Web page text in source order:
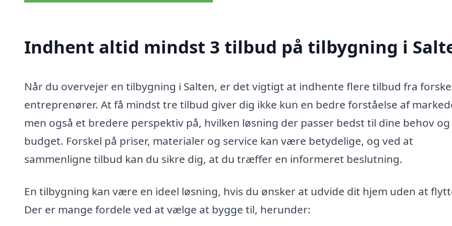
Indhent altid mindst 3 tilbud på tilbygning i
Når du overvejer en tilbygning i Salten, er det vigtigt at indhente flere tilbud fra
entreprenører. At få mindst tre tilbud giver dig ikke kun en bedre forståelse af
men også et bredere perspektiv på, hvilken løsning der passer bedst til dine behov og
budget. Forskel på priser, materialer og service kan være betydelige, og ved at
sammenligne tilbud kan du sikre dig, at du træffer en informeret beslutning.
En tilbygning kan være en ideel løsning, hvis du ønsker at udvide dit hjem uden at
Der er mange fordele ved at vælge at bygge til, herunder: